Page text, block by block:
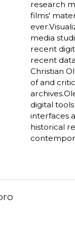
research
films'
media
recent
recent
Christian
of and
digital
interfaces
historical